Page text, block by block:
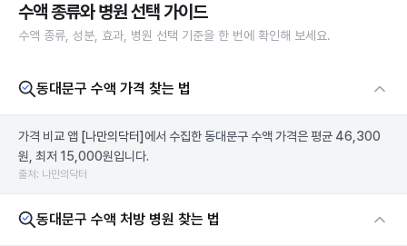
수액 종류와 병원 선택 가이드
수액 종류, 성분, 효과, 병원 선택 기준을 한 번에 확인해 보세요.
동대문구 수액 가격 찾는 법
가격 비교 앱 [나만의닥터] 에서 수집한 동대문구 수액 가격은 평균 46,300
원, 최저 15,000원입니다.
출처: 나만의닥터
동대문구 수액 처방 병원 찾는 법